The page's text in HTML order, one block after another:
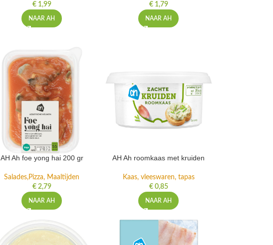
€1,99
NAAR AH
€1,79
NAAR AH
AH Ah foe yong hai 200 gr
Salades,Pizza, Maaltijden
€2,79
NAAR AH
AH Ah roomkaas met kruiden
Kaas, vleeswaren, tapas
€0,85
NAAR AH